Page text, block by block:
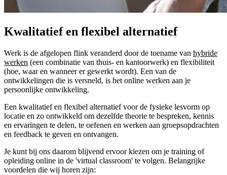
Kwalitatief en flexibel alternatief
Werk is de afgelopen flink veranderd door de toename van hybride
werken (een combinatie van thuis- en kantoorwerk) en flexibiliteit
(hoe, waar en wanneer er gewerkt wordt). Een van de
ontwikkelingen die is versneld, is het online werken aan je
persoonlijke ontwikkeling.
Een kwalitatief en flexibel alternatief voor de fysieke lesvorm op
locatie en zo ontwikkeld om dezelfde theorie te bespreken, kennis
en ervaringen te delen, te oefenen en werken aan groepsopdrachten
en feedback te geven en ontvangen.
Je kunt bij ons daarom blijvend ervoor kiezen om je training of
opleiding online in de 'virtual classroom' te volgen. Belangrijke
voordelen die wij horen zijn: